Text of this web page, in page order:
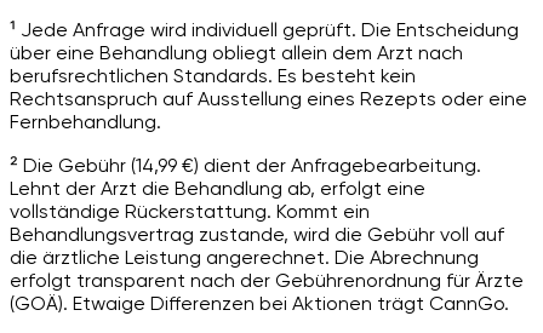
¹ Jede Anfrage wird individuell geprüft. Die Entscheidung
über eine Behandlung obliegt allein dem Arzt nach
berufsrechtlichen Standards. Es besteht kein
Rechtsanspruch auf Ausstellung eines Rezepts oder eine
Fernbehandlung.
² Die Gebühr (14,99 €) dient der Anfragebearbeitung.
Lehnt der Arzt die Behandlung ab, erfolgt eine
vollständige Rückerstattung. Kommt ein
Behandlungsvertrag zustande, wird die Gebühr voll auf
die ärztliche Leistung angerechnet. Die Abrechnung
erfolgt transparent nach der Gebührenordnung für Ärzte
(GOÄ). Etwaige Differenzen bei Aktionen trägt CannGo.